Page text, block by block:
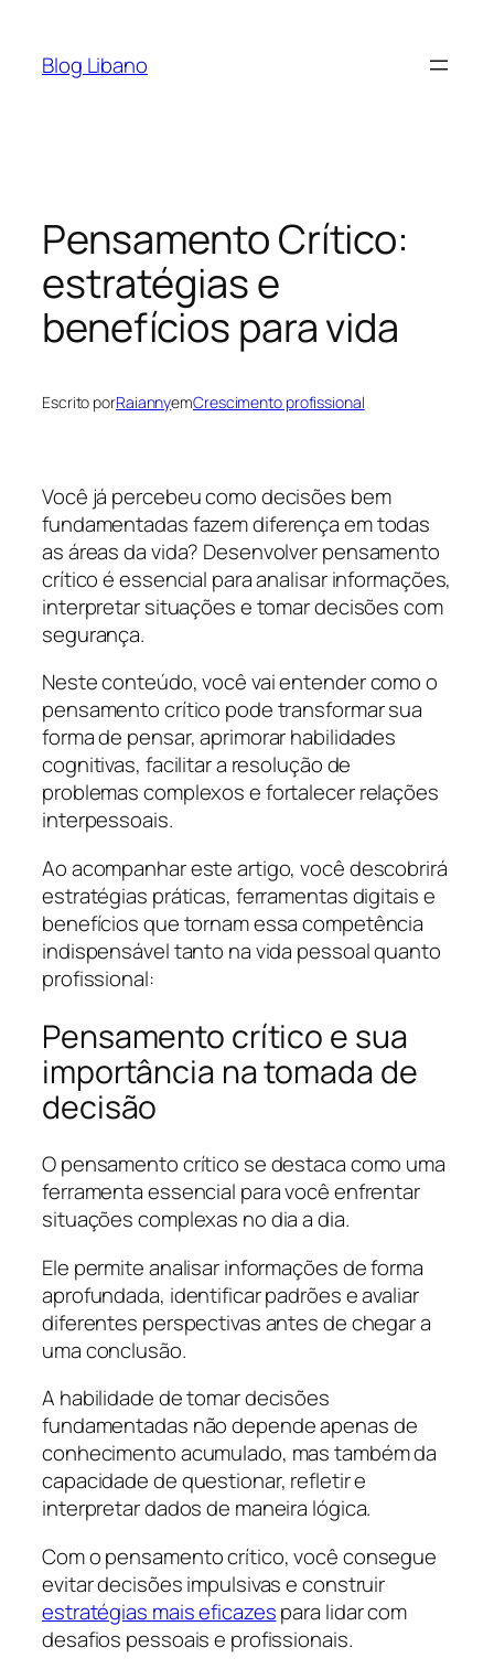
Blog Libano
Pensamento Crítico:
estratégias e
benefícios para vida
Escrito porRaiannyemCrescimento profissional
Você já percebeu como decisões bem
fundamentadas fazem diferença em todas
as áreas da vida? Desenvolver pensamento
crítico é essencial para analisar informações,
interpretar situações e tomar decisões com
segurança.
Neste conteúdo, você vai entender como o
pensamento crítico pode transformar sua
forma de pensar, aprimorar habilidades
cognitivas, facilitar a resolução de
problemas complexos e fortalecer relações
interpessoais.
Ao acompanhar este artigo, você descobrirá
estratégias práticas, ferramentas digitais e
benefícios que tornam essa competência
indispensável tanto na vida pessoal quanto
profissional:
Pensamento crítico e sua
importância na tomada de
decisão
O pensamento crítico se destaca como uma
ferramenta essencial para você enfrentar
situações complexas no dia a dia.
Ele permite analisar informações de forma
aprofundada, identificar padrões e avaliar
diferentes perspectivas antes de chegar a
uma conclusão.
A habilidade de tomar decisões
fundamentadas não depende apenas de
conhecimento acumulado, mas também da
capacidade de questionar, refletir e
interpretar dados de maneira lógica.
Com o pensamento crítico, você consegue
evitar decisões impulsivas e construir
estratégias mais eficazespara lidar com
desafios pessoais e profissionais.